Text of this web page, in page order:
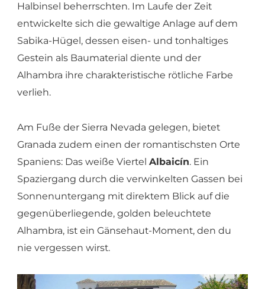
Halbinsel beherrschten. Im Laufe der Zeit
entwickelte sich die gewaltige Anlage auf dem
Sabika-Hügel, dessen eisen- und tonhaltiges
Gestein als Baumaterial diente und der
Alhambra ihre charakteristische rötliche Farbe
verlieh.
Am Fuße der Sierra Nevada gelegen, bietet
Granada zudem einen der romantischsten Orte
Spaniens: Das weiße Viertel Albaicín. Ein
Spaziergang durch die verwinkelten Gassen bei
Sonnenuntergang mit direktem Blick auf die
gegenüberliegende, golden beleuchtete
Alhambra, ist ein Gänsehaut-Moment, den du
nie vergessen wirst.